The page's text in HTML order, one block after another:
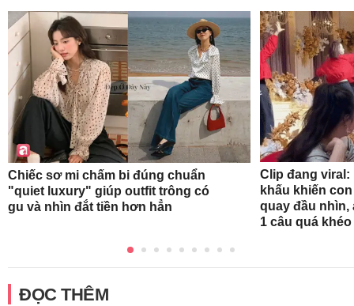
Chiếc sơ mi chấm bi đúng chuẩn
"quiet luxury" giúp outfit trông có
gu và nhìn đắt tiền hơn hẳn
Clip đang viral:
khấu khiến
quay đầu
1 câu quá khéo
ĐỌC THÊM